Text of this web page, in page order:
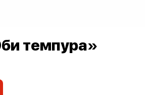
темпура»